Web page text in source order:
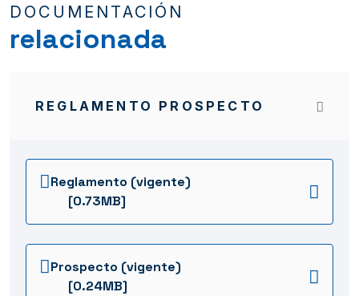
DOCUMENTACIÓN
relacionada
REGLAMENTO PROSPECTO
Reglamento (vigente)
[0.73MB]
Prospecto (vigente)
[0.24MB]